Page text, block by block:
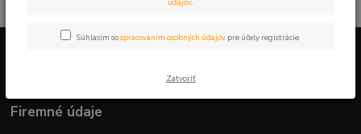
Firemné údaje a informácie
Firemné údaje
údajov.
Súhlasím sospracovaním osobných údajov pre účely registrácie.
Zatvoriť